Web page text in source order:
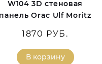
W104 3D стеновая
панель Orac Ulf Moritz
1870 РУБ.
В корзину